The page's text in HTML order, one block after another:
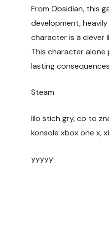
From Obsidian, this
development,
character is a clever
This character alone
lasting
Steam
lilo stich gry, co to
konsole xbox one x,
yyyyy